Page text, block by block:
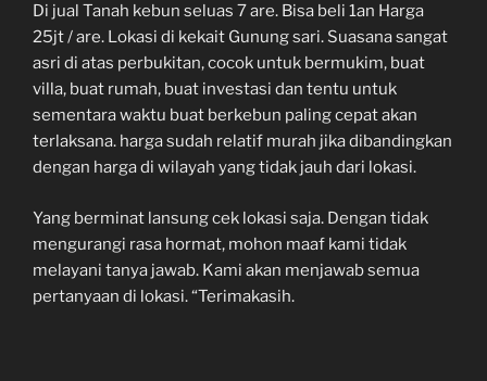
Di jual Tanah kebun seluas 7 are. Bisa beli 1an Harga
25jt / are. Lokasi di kekait Gunung sari. Suasana sangat
asri di atas perbukitan, cocok untuk bermukim, buat
villa, buat rumah, buat investasi dan tentu untuk
sementara waktu buat berkebun paling cepat akan
terlaksana. harga sudah relatif murah jika dibandingkan
dengan harga di wilayah yang tidak jauh dari lokasi.
Yang berminat lansung cek lokasi saja. Dengan tidak
mengurangi rasa hormat, mohon maaf kami tidak
melayani tanya jawab. Kami akan menjawab semua
pertanyaan di lokasi. “Terimakasih.